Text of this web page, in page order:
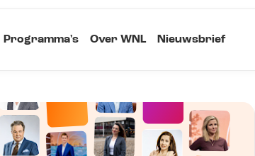
Programma's Over WNL Nieuwsbrief